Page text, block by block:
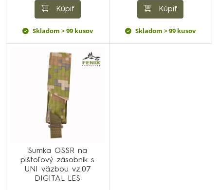
Kúpiť
Skladom > 99 kusov
Kúpiť
Skladom > 99 kusov
Sumka OSSR na
pištoľový zásobník s
UNI väzbou vz.07
DIGITAL LES